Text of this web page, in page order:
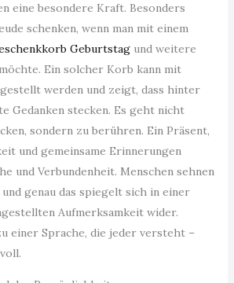
eine besondere Kraft. Besonders
schenken, wenn man mit einem
Geburtstagund weitere
Ein solcher Korb kann mit
werden und zeigt, dass hinter
Gedanken stecken. Es geht nicht
sondern zu berühren. Ein Präsent,
und gemeinsame Erinnerungen
und Verbundenheit. Menschen sehnen
genau das spiegelt sich in einer
Aufmerksamkeit wider.
einer Sprache, die jeder versteht –